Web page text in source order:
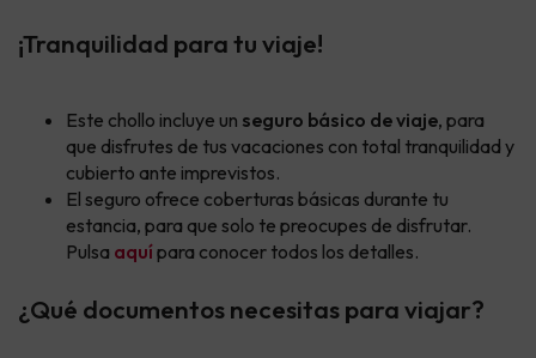
¡Tranquilidad para tu viaje!
Este chollo incluye un seguro básico de viaje, para
que disfrutes de tus vacaciones con total tranquilidad y
cubierto ante imprevistos.
El seguro ofrece coberturas básicas durante tu
estancia, para que solo te preocupes de disfrutar.
Pulsa aquípara conocer todos los detalles.
¿Qué documentos necesitas para viajar?